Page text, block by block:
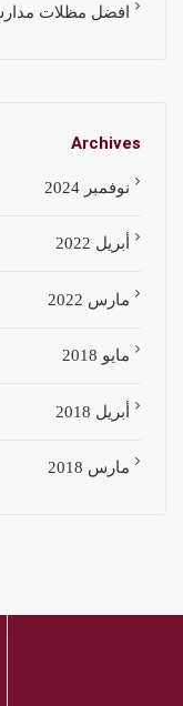
افضل مظلات
Archives
نوفمبر 2024
أبريل 2022
مارس 2022
مايو 2018
أبريل 2018
مارس 2018